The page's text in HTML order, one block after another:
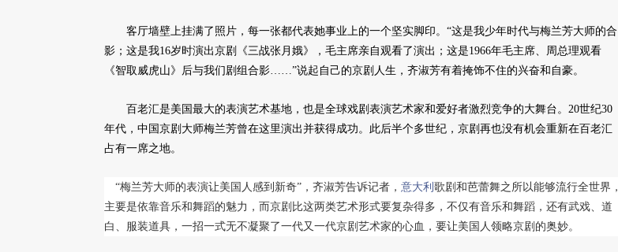
客厅墙壁上挂满了照片，每一张都代表她事业上的一个坚实脚印。“这是我少年时代与梅兰芳大师的合
影；这是我16岁时演出京剧《三战张月娥》，毛主席亲自观看了演出；这是1966年毛主席、周总理观看
《智取威虎山》后与我们剧组合影……”说起自己的京剧人生，齐淑芳有着掩饰不住的兴奋和自豪。
百老汇是美国最大的表演艺术基地，也是全球戏剧表演艺术家和爱好者激烈竞争的大舞台。20世纪30
年代，中国京剧大师梅兰芳曾在这里演出并获得成功。此后半个多世纪，京剧再也没有机会重新在百老汇
占有一席之地。
“梅兰芳大师的表演让美国人感到新奇”，齐淑芳告诉记者， 意大利 歌剧和芭蕾舞之所以能够流行全世界，
主要是依靠音乐和舞蹈的魅力，而京剧比这两类艺术形式要复杂得多，不仅有音乐和舞蹈，还有武戏、道
白、服装道具，一招一式无不凝聚了一代又一代京剧艺术家的心血，要让美国人领略京剧的奥妙。